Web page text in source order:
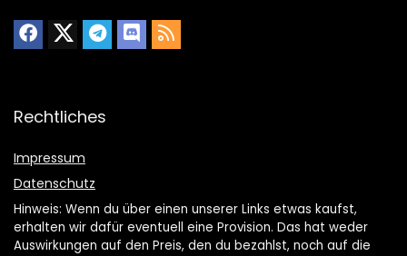
Rechtliches
Impressum
Datenschutz
Hinweis: Wenn du über einen unserer Links etwas kaufst,
erhalten wir dafür eventuell eine Provision. Das hat weder
Auswirkungen auf den Preis, den du bezahlst, noch auf die